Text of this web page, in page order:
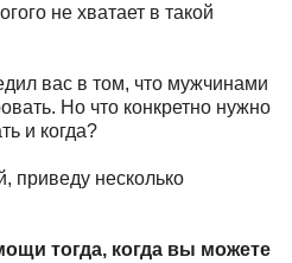
не хватает в такой
вас в том, что мужчинами
Но что конкретно нужно
и когда?
приведу несколько
тогда, когда вы можете